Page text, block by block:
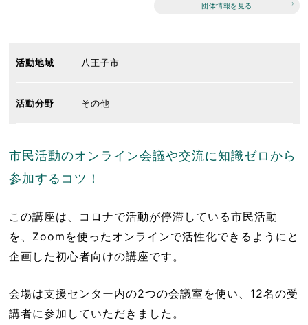
団体情報を見る
活動地域 八王子市
活動分野 その他
市民活動のオンライン会議や交流に知識ゼロから
参加するコツ！
この講座は、コロナで活動が停滞している市民活動
を、Zoomを使ったオンラインで活性化できるようにと
企画した初心者向けの講座です。
会場は支援センター内の2つの会議室を使い、12名の受
講者に参加していただきました。